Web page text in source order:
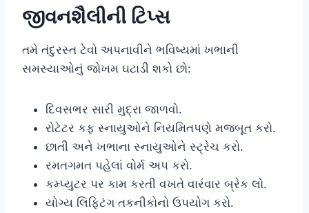
જીવનશૈલીની ટિપ્સ
તમે તંદુરસ્ત ટેવો અપનાવીને ભવિષ્યમાં ખભાની
સમસ્યાઓનું જોખમ ઘટાડી શકો છો:
દિવસભર સારી મુદ્રા જાળવો.
રોટેટર કફ સ્નાયુઓને નિયમિતપણે મજબૂત કરો.
છાતી અને ખભાના સ્નાયુઓને સ્ટ્રેચ કરો.
રમતગમત પહેલાં વોર્મ અપ કરો.
કમ્પ્યુટર પર કામ કરતી વખતે વારંવાર બ્રેક લો.
યોગ્ય લિફ્ટિંગ તકનીકોનો ઉપયોગ કરો.